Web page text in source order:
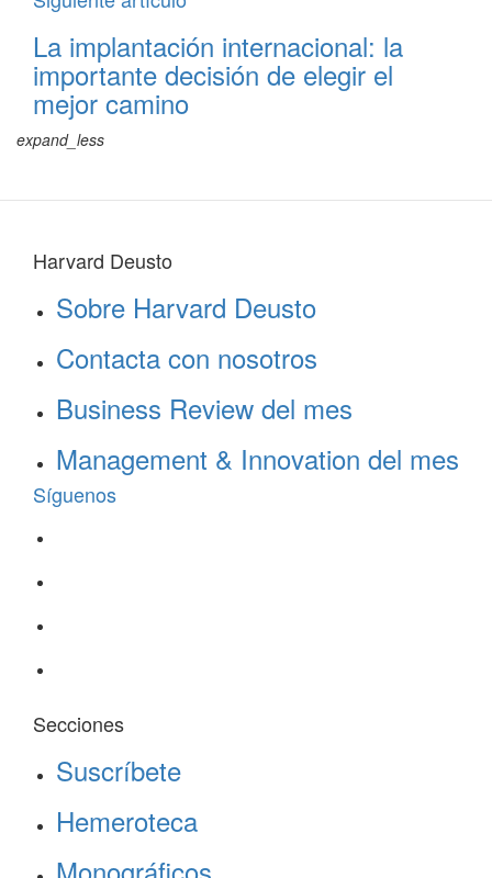
La implantación internacional: la
importante decisión de elegir el
mejor camino
expand_less
Harvard Deusto
Sobre Harvard Deusto
Contacta con nosotros
Business Review del mes
Management & Innovation del mes
Síguenos
Secciones
Suscríbete
Hemeroteca